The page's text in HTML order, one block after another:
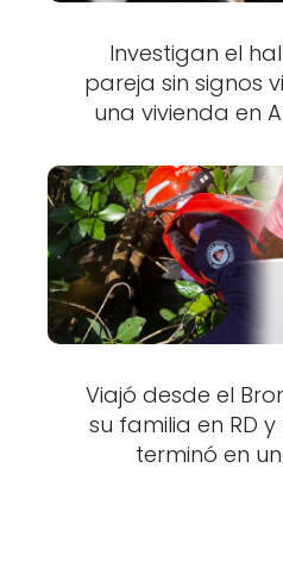
Investigan el
pareja sin signos
una vivienda en
Viajó desde el
su familia en RD
terminó en